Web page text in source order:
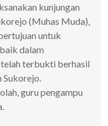
kunjungan
(Muhas Muda),
untuk
dalam
terbukti berhasil
Sukorejo.
guru pengampu